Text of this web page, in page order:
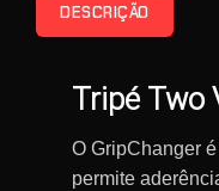
DESCRIÇÃO
Tripé Two
O GripChanger
permite